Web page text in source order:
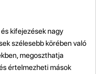
kifejezések nagy
szélesebb körében való
megoszthatja
értelmezheti mások